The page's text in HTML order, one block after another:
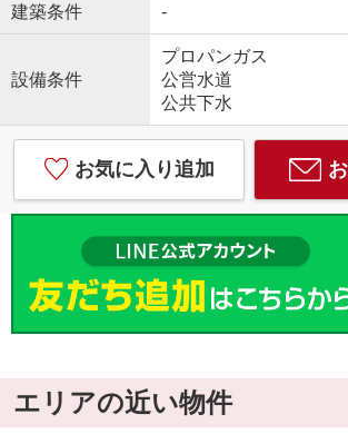
建築条件 -
設備条件
プロパンガス
公営水道
公共下水
お気に入り追加
エリアの近い物件